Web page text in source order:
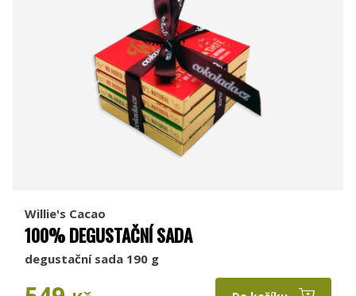
Willie's Cacao
100% DEGUSTAČNÍ SADA
degustační sada 190 g